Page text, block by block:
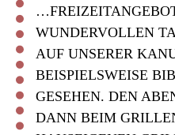
WUNDERVOLLEN
AUF UNSERER
BEISPIELSWEISE
GESEHEN. DEN
ANN BEIM GRILLEN